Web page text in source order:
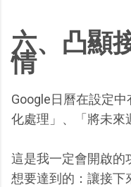
六、凸顯
情
Google日曆在設定
化處理」、「將未來
這是我一定會開啟的
想要達到的：讓接下